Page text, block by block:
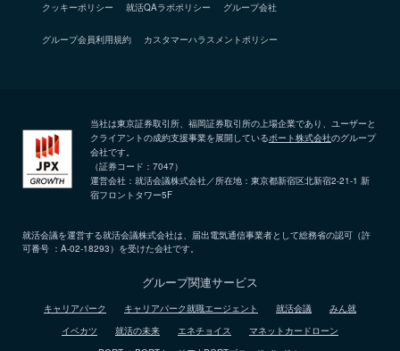
クッキーポリシー 就活QAラボポリシー グループ会社
グループ会員利用規約 カスタマーハラスメントポリシー
当社は東京証券取引所、福岡証券取引所の上場企業であり、ユーザーと
クライアントの成約支援事業を展開しているポート株式会社のグループ
会社です。
（証券コード：7047）
運営会社：就活会議株式会社／所在地：東京都新宿区北新宿2-21-1 新
宿フロントタワー5F
就活会議を運営する就活会議株式会社は、届出電気通信事業者として総務省の認可（許
可番号 ：A-02-18293）を受けた会社です。